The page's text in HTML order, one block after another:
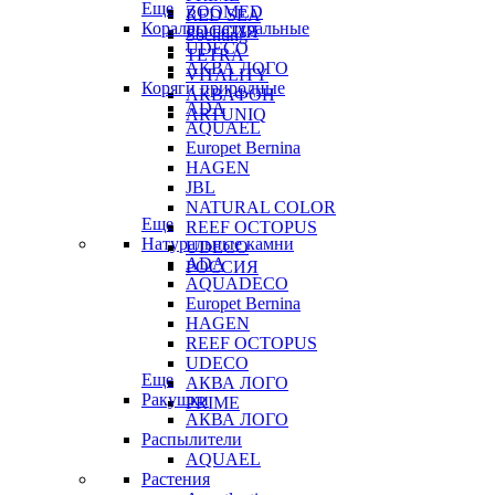
RED SEA
Sochting
TETRA
VITALITY
АКВАФОН
ARTUNIQ
ZOOMED
РОССИЯ
Еще
Кораллы натуральные
UDECO
АКВА ЛОГО
Коряги природные
ADA
AQUAEL
Europet Bernina
HAGEN
JBL
NATURAL COLOR
REEF OCTOPUS
UDECO
РОССИЯ
Еще
Натуральные камни
ADA
AQUADECO
Europet Bernina
HAGEN
REEF OCTOPUS
UDECO
АКВА ЛОГО
PRIME
Еще
Ракушки
АКВА ЛОГО
Распылители
AQUAEL
Растения